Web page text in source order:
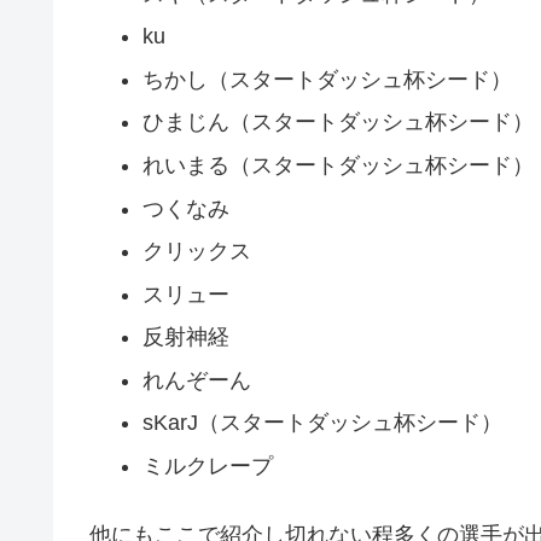
ku
ちかし（スタートダッシュ杯シード）
ひまじん（スタートダッシュ杯シード）
れいまる（スタートダッシュ杯シード）
つくなみ
クリックス
スリュー
反射神経
れんぞーん
sKarJ（スタートダッシュ杯シード）
ミルクレープ
他にもここで紹介し切れない程多くの選手が